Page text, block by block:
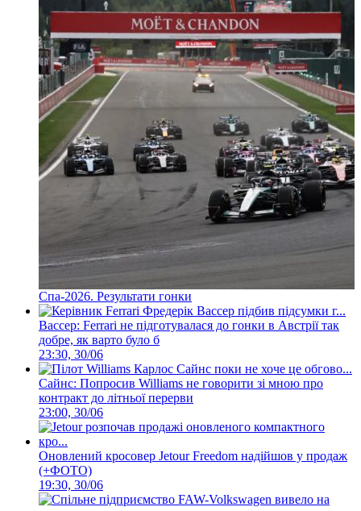
Спа-2026. Результати гонки
Вассер: Ferrari не підготувалася до гонки в Австрії так
добре, як варто було б
23:30, 30/06
Сайнс: Попросив Williams не говорити зі мною про
контракт до літньої перерви
23:00, 30/06
Оновлений кросовер Jetour Freedom надійшов у продаж
(+ФОТО)
19:30, 30/06